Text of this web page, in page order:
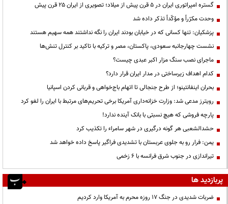
گستره امپراتوری ایران در ۵ قرن پیش از میلاد؛ تصویری از ایران ۲۵ قرن پیش
وحدت مکرّراً و مؤکّداً تذکر داده شد
پزشکیان: تنها کسانی که در خیابان بودند ایران را نگه نداشتند همه سهیم هستند
نشست چهارجانبه سعودی، پاکستان، مصر و ترکیه با تاکید بر کنترل تنش‌ها
ماجرای نصب سنگ مزار اکبر عبدی چیست؟
کدام اهداف زیرساختی در مدار ایران قرار دارد؟
بحران اینفانتینو؛ از طرح جنجالی تا اتهام باج‌خواهی و قربانی کردن اسپانیا
رویترز مدعی شد: وزارت خزانه‌داری آمریکا برخی تحریم‌های مرتبط با ایران را لغو کرد
پارچه فروشی که هیچ نسبتی با بانک آینده ندارد!
حشدالشعبی هر گونه درگیری در شهر سامراء را تکذیب کرد
یمن: فرار رو به جلوی عربستان با تشدیدی فراگیر پاسخ داده خواهد شد
تیراندازی در جنوب شرق فرانسه با ۶ زخمی
پربازدید ها
ضربات شدیدی در جنگ ۱۷ روزه محرم به آمریکا وارد کردیم